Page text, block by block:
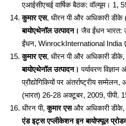
एआईसीएचई वार्षिक बैठक: वॉल्यूम। 1,
कुमार एस, धीरन पी और अधिकारी
बायोएथेनॉल उत्पादन। जैव ईंधन भारत:
ईंधन, WinrockInternational India
कुमार एस, धीरन पी और अधिकारी
बायोएथेनॉल उत्पादन। पर्यावरण
प्रौद्योगिकियों पर अंतर्राष्ट्रीय
(भारत) 26-28 अक्टूबर, 2009, पीपी.
धीरन पी,कुमार एसऔर अधिकारी
एंड इट्स एप्लीकेशन इन बायोफ्यूल